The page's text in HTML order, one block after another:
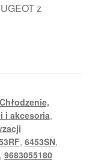
z
Chłodzenie,
i akcesoria,
, 6453SN,
9683055180